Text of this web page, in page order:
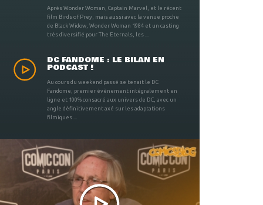
Après Wonder Woman, Captain Marvel, et le récent
film Birds of Prey, mais aussi avec la venue proche
de Black Widow, Wonder Woman 1984 et un casting
très diversifié pour The Eternals, les ...
DC FANDOME : LE BILAN EN
PODCAST !
Au cours du weekend passé se tenait le DC
Fandome, premier évènement intégralement en
ligne et 100% consacré aux univers de DC, avec un
angle définitivement axé sur les adaptations
filmiques ...